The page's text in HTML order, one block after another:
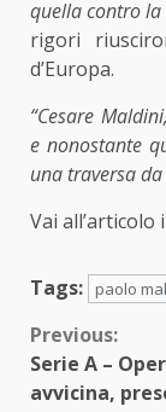
quella contro
rigori
d’Europa.
“Cesare
e nonostante
una traversa
Vai all’articolo
Tags: paolo
Continue
Reading
Previous:
Serie A –
avvicina,